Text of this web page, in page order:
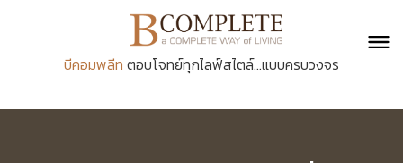
บีคอมพลีท ตอบโจทย์ทุกไลฟ์สไตล์...แบบครบวงจร